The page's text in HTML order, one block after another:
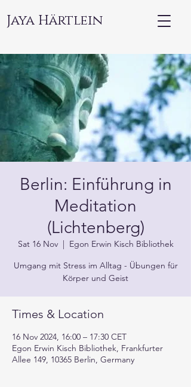
Jaya Härtlein
Berlin: Einführung in
Meditation
(Lichtenberg)
Sat 16 Nov
  |
Egon Erwin Kisch Bibliothek
Umgang mit Stress im Alltag - Übungen für
Times & Location
16 Nov 2024, 16:00 – 17:30 CET
Egon Erwin Kisch Bibliothek, Frankfurter
Allee 149, 10365 Berlin, Germany